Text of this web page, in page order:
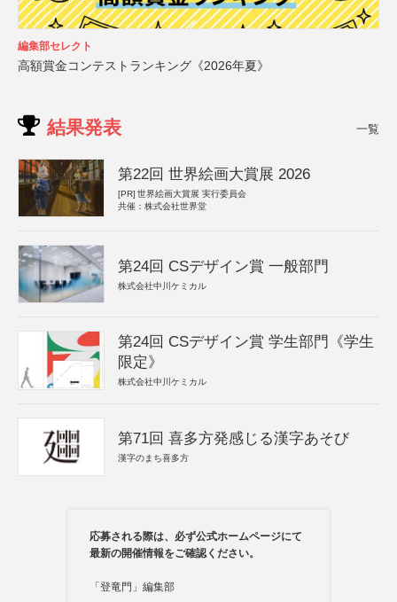
編集部セレクト
高額賞金コンテストランキング《2026年夏》
結果発表 一覧
第22回 世界絵画大賞展 2026
[PR] 世界絵画大賞展 実行委員会
共催：株式会社世界堂
第24回 CSデザイン賞 一般部門
株式会社中川ケミカル
第24回 CSデザイン賞 学生部門《学生
限定》
株式会社中川ケミカル
第71回 喜多方発感じる漢字あそび
漢字のまち喜多方
応募される際は、必ず公式ホームページにて
最新の開催情報をご確認ください。
「登竜門」編集部